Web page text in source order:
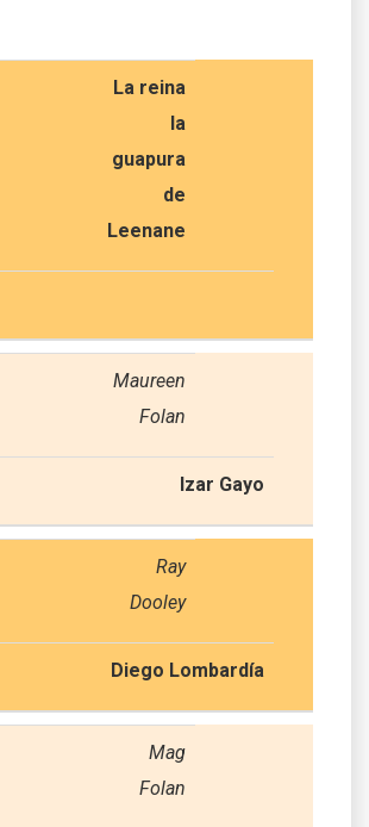
La reina
la
guapura
de
Leenane
Maureen
Folan
Izar Gayo
Ray
Dooley
Diego Lombardía
Mag
Folan